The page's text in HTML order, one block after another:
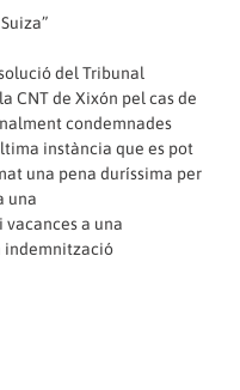
del Tribunal
CNT de Xixón pel cas de
condemnades
instància que es pot
una pena duríssima per
una
vacances a una
indemnització